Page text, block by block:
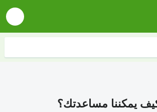
يمكننا مساعدتك؟